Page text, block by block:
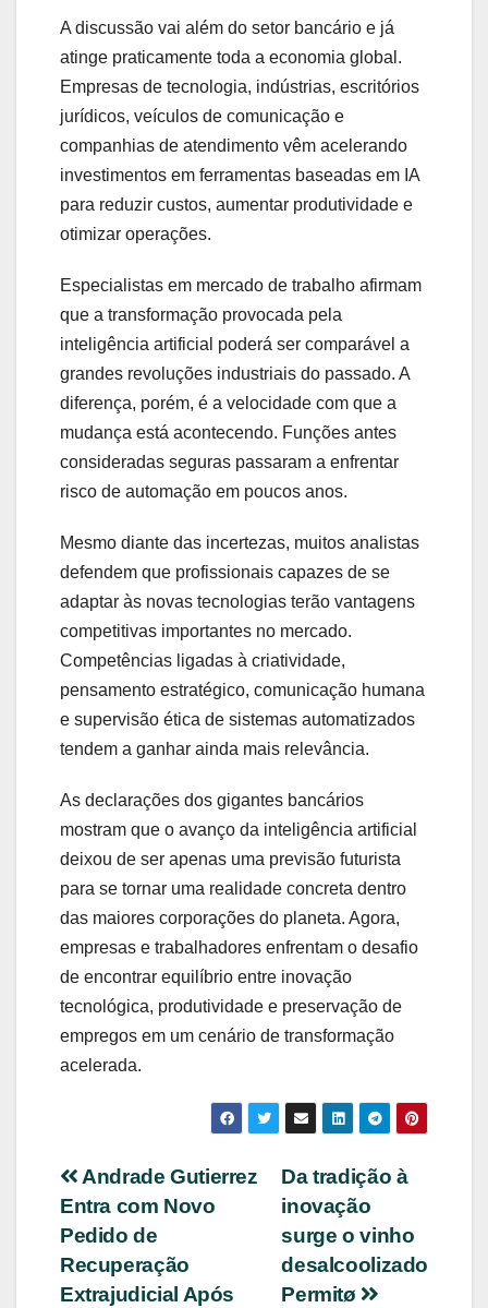
A discussão vai além do setor bancário e já
atinge praticamente toda a economia global.
Empresas de tecnologia, indústrias, escritórios
jurídicos, veículos de comunicação e
companhias de atendimento vêm acelerando
investimentos em ferramentas baseadas em IA
para reduzir custos, aumentar produtividade e
otimizar operações.
Especialistas em mercado de trabalho afirmam
que a transformação provocada pela
inteligência artificial poderá ser comparável a
grandes revoluções industriais do passado. A
diferença, porém, é a velocidade com que a
mudança está acontecendo. Funções antes
consideradas seguras passaram a enfrentar
risco de automação em poucos anos.
Mesmo diante das incertezas, muitos analistas
defendem que profissionais capazes de se
adaptar às novas tecnologias terão vantagens
competitivas importantes no mercado.
Competências ligadas à criatividade,
pensamento estratégico, comunicação humana
e supervisão ética de sistemas automatizados
tendem a ganhar ainda mais relevância.
As declarações dos gigantes bancários
mostram que o avanço da inteligência artificial
deixou de ser apenas uma previsão futurista
para se tornar uma realidade concreta dentro
das maiores corporações do planeta. Agora,
empresas e trabalhadores enfrentam o desafio
de encontrar equilíbrio entre inovação
tecnológica, produtividade e preservação de
empregos em um cenário de transformação
acelerada.
Navegação
de
Post
Da tradição à
inovação
surge o vinho
desalcoolizado
Permitø
Andrade Gutierrez
Entra com Novo
Pedido de
Recuperação
Extrajudicial Após